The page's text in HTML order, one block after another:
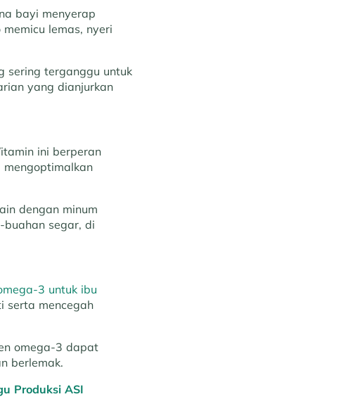
bayi menyerap
lemas, nyeri
sering terganggu untuk
yang dianjurkan
ini berperan
mengoptimalkan
dengan minum
segar, di
3 untuk ibu
serta mencegah
omega-3 dapat
berlemak.
Produksi ASI